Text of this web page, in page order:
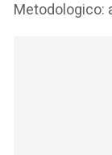
Metodologico: